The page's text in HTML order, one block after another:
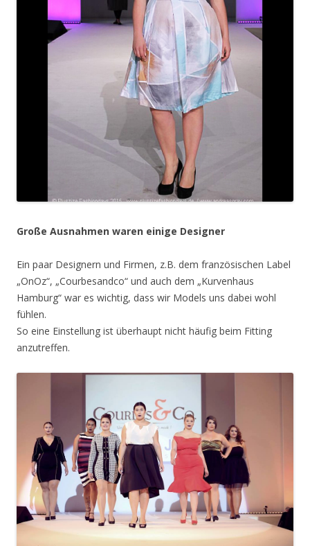
Große Ausnahmen waren einige Designer
Ein paar Designern und Firmen, z.B. dem französischen Label
„OnOz“, „Courbesandco“ und auch dem „Kurvenhaus
Hamburg“ war es wichtig, dass wir Models uns dabei wohl
fühlen.
So eine Einstellung ist überhaupt nicht häufig beim Fitting
anzutreffen.